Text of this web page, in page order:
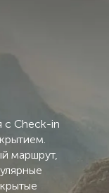
с Check-in
маршрут,